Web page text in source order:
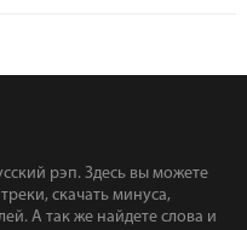
рэп. Здесь вы можете
скачать минуса,
А так же найдете слова и